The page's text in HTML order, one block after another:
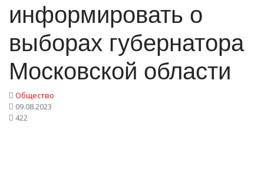
информировать о
выборах губернатора
Московской области
Общество
09.08.2023
422